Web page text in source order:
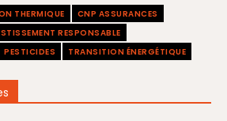
THERMIQUE
CNP ASSURANCES
RESPONSABLE
PESTICIDES TRANSITION ÉNERGÉTIQUE